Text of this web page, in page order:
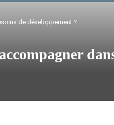
de développement ?